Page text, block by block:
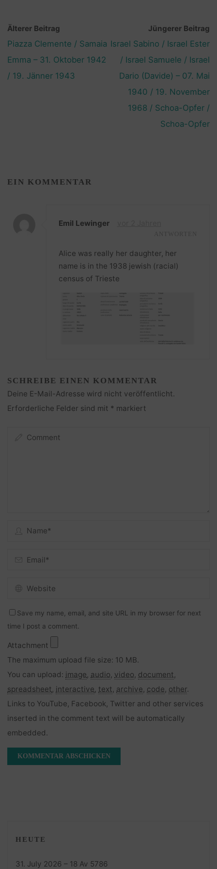
Älterer Beitrag
Piazza Clemente / Samaia
Emma – 31. Oktober 1942
/ 19. Jänner 1943
Jüngerer Beitrag
Israel Sabino / Israel Ester
/ Israel Samuele / Israel
Dario (Davide) – 07. Mai
1940 / 19. November
1968 / Schoa-Opfer /
Schoa-Opfer
EIN KOMMENTAR
Emil Lewinger
Alice was really her daughter, her
name is in the 1938 jewish (racial)
census of Trieste
SCHREIBE EINEN KOMMENTAR
Deine E-Mail-Adresse wird nicht veröffentlicht.
Erforderliche Felder sind mit * markiert
Save my name, email, and site URL in my browser for next
time I post a comment.
Attachment
The maximum upload file size: 10 MB.
You can upload: image, audio, video, document,
spreadsheet, interactive, text, archive, code, other.
Links to YouTube, Facebook, Twitter and other services
inserted in the comment text will be automatically
embedded.
HEUTE
31. July 2026 – 18 Av 5786